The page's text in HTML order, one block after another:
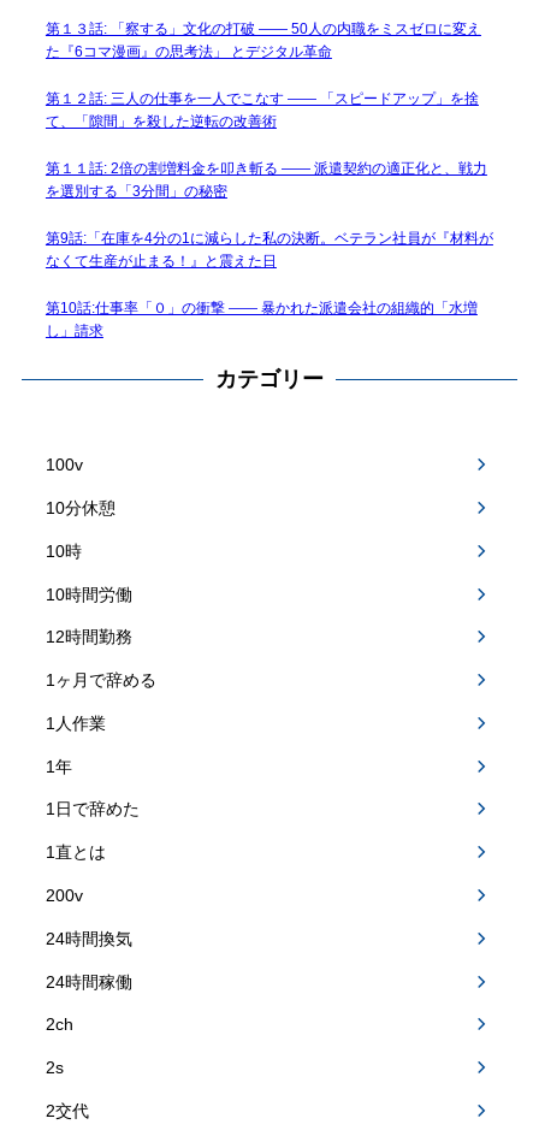
第１３話: 「察する」文化の打破 —— 50人の内職をミスゼロに変え
た『6コマ漫画』の思考法」 とデジタル革命
第１２話: 三人の仕事を一人でこなす —— 「スピードアップ」を捨
て、「隙間」を殺した逆転の改善術
第１１話: 2倍の割増料金を叩き斬る —— 派遣契約の適正化と、戦力
を選別する「3分間」の秘密
第9話:「在庫を4分の1に減らした私の決断。ベテラン社員が『材料が
なくて生産が止まる！』と震えた日
第10話:仕事率「０」の衝撃 —— 暴かれた派遣会社の組織的「水増
し」請求
カテゴリー
100v
10分休憩
10時
10時間労働
12時間勤務
1ヶ月で辞める
1人作業
1年
1日で辞めた
1直とは
200v
24時間換気
24時間稼働
2ch
2s
2交代